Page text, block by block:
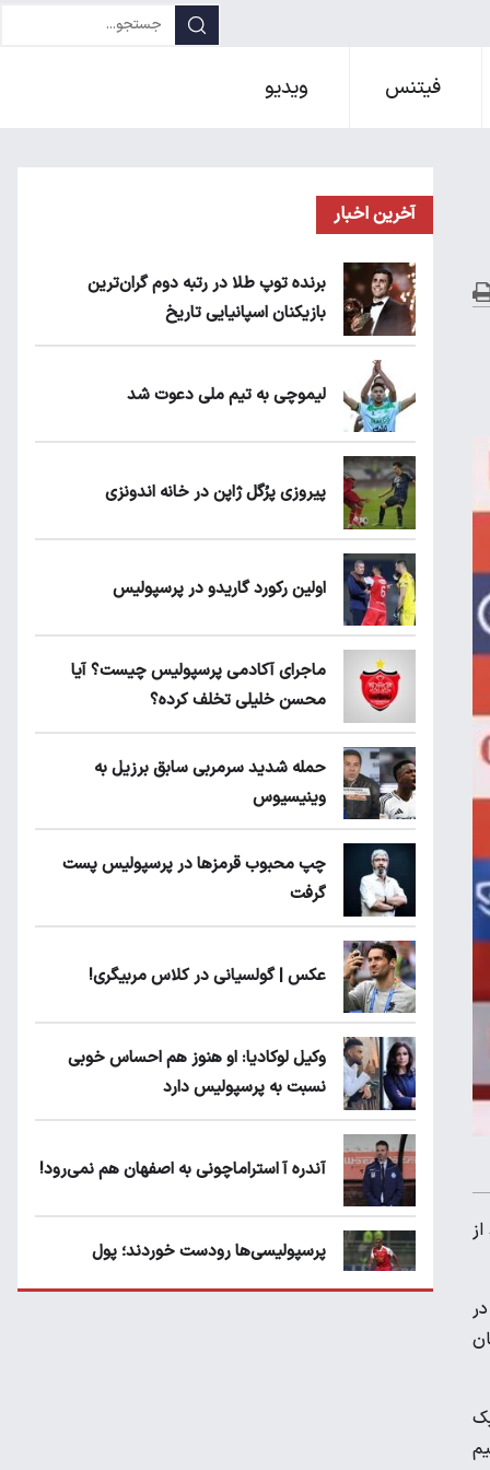
فیتنس ویدیو
برتری در
آخرین اخبار
برنده توپ طلا در رتبه دوم گران‌ترین
بازیکنان اسپانیایی تاریخ
لیموچی به تیم ملی دعوت شد
پیروزی پرُگل ژاپن در خانه اندونزی
اولین رکورد گاریدو در پرسپولیس
ماجرای آکادمی پرسپولیس چیست؟ آیا
محسن خلیلی تخلف کرده؟
حمله شدید سرمربی سابق برزیل به
وینیسیوس
چپ محبوب قرمزها در پرسپولیس پست
گرفت
عکس | گولسیانی در کلاس مربیگری!
وکیل لوکادیا: او هنوز هم احساس خوبی
نسبت به پرسپولیس دارد
آندره آ استراماچونی به اصفهان هم نمی‌رود!
پرسپولیسی‌ها رودست خوردند؛ پول